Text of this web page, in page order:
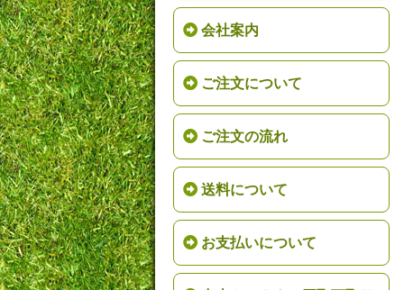
会社案内
ご注文について
ご注文の流れ
送料について
お支払いについて